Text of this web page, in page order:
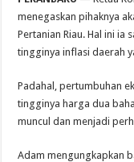
menegaskan pihaknya
Pertanian Riau. Hal ini ia
tingginya inflasi daerah
Padahal, pertumbuhan
tingginya harga dua
muncul dan menjadi
Adam mengungkapkan